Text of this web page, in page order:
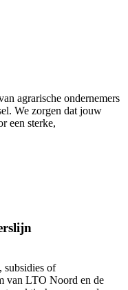
agrarische ondernemers
We zorgen dat jouw
een sterke,
subsidies of
van LTO Noord en de